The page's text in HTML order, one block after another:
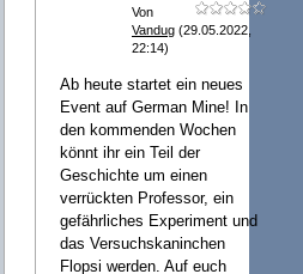
Von
Vandug (29.05.2022,
22:14)
Ab heute startet ein neues
Event auf German Mine! In
den kommenden Wochen
könnt ihr ein Teil der
Geschichte um einen
verrückten Professor, ein
gefährliches Experiment und
das Versuchskaninchen
Flopsi werden. Auf euch